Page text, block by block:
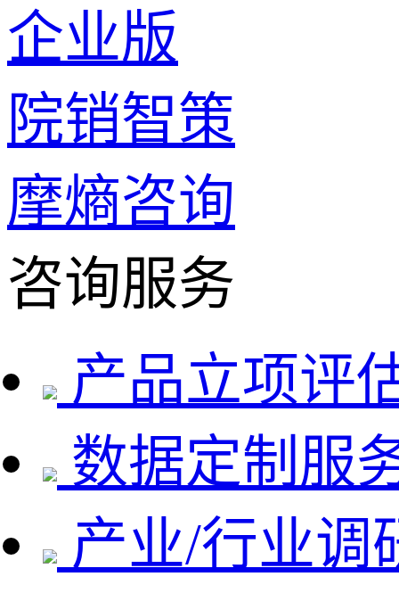
企业版
院销智策
摩熵咨询
咨询服务
产品立项评
数据定制服
产业/行业调